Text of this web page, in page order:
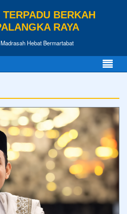
TERPADU BERKAH
RAYA
Madrasah Hebat Bermartabat